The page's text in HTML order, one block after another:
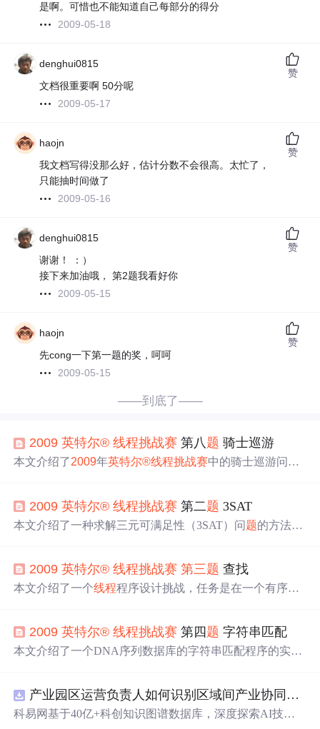
是啊。可惜也不能知道自己每部分的得分
2009-05-18
denghui0815
文档很重要啊 50分呢
2009-05-17
赞
haojn
我文档写得没那么好，估计分数不会很高。太忙了，
只能抽时间做了
2009-05-16
赞
denghui0815
谢谢！ ：）
接下来加油哦， 第2题我看好你
2009-05-15
赞
haojn
先cong一下第一题的奖，呵呵
2009-05-15
赞
——到底了——
2009 英特尔® 线程挑战赛 第八题 骑士巡游
本文介绍了2009年英特尔®线程挑战赛中的骑士巡游问 题
和OpenMP并行化，显著提高了算法的效率，并使用Intel A
mplifier工具进行性能分析和优化。优化措施包括展开递
2009 英特尔® 线程挑战赛 第二题 3SAT
本文介绍了一种求解三元可满足性（3SAT）问题的方法，
作原理及其优化过程。
2009 英特尔® 线程挑战赛 第三题 查找
本文介绍了一个线程程序设计挑战，任务是在一个有序的
2009 英特尔® 线程挑战赛 第四题 字符串匹配
本文介绍了一个DNA序列数据库的字符串匹配程序的实现
or和TBB等工具进一步提升了性能。
产业园区运营负责人如何识别区域间产业协同机会？.docx
科易网基于40亿+科创知识图谱数据库，深度探索AI技术